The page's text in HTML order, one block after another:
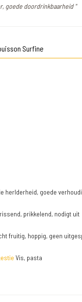
goede doordrinkbaarheid "
Surfine
herlderheid, goede
prikkelend, nodigt uit
fruitig, hoppig, geen
Vis, pasta